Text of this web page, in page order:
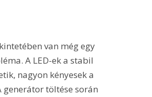
van még egy
A LED-ek a stabil
nagyon kényesek a
generátor töltése során